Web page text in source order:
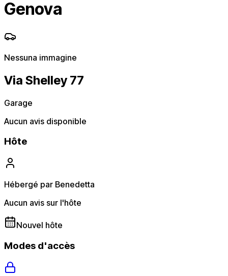
Genova
Nessuna immagine
Via Shelley 77
Garage
Aucun avis disponible
Hôte
Hébergé par Benedetta
Aucun avis sur l'hôte
Nouvel hôte
Modes d'accès